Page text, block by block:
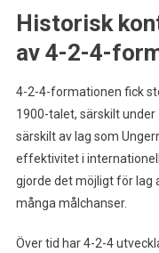
Historisk
av 4-2-4-
4-2-4-formationen fick
1900-talet, särskilt under
särskilt av lag som
effektivitet i
gjorde det möjligt för lag
många målchanser.
Över tid har 4-2-4